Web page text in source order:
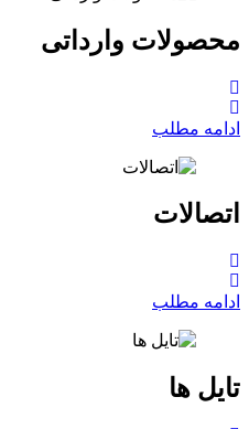
محصولات وارداتی
ادامه مطلب
اتصالات
ادامه مطلب
تایل ها